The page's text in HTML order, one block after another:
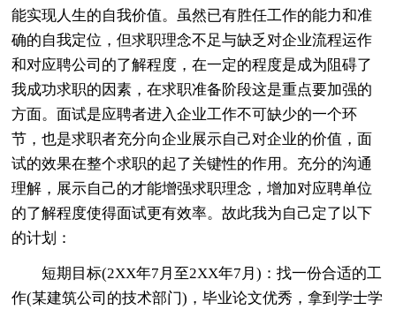
能实现人生的自我价值。虽然已有胜任工作的能力和准
确的自我定位，但求职理念不足与缺乏对企业流程运作
和对应聘公司的了解程度，在一定的程度是成为阻碍了
我成功求职的因素，在求职准备阶段这是重点要加强的
方面。面试是应聘者进入企业工作不可缺少的一个环
节，也是求职者充分向企业展示自己对企业的价值，面
试的效果在整个求职的起了关键性的作用。充分的沟通
理解，展示自己的才能增强求职理念，增加对应聘单位
的了解程度使得面试更有效率。故此我为自己定了以下
的计划：
短期目标(2XX年7月至2XX年7月)：找一份合适的工
作(某建筑公司的技术部门)，毕业论文优秀，拿到学士学